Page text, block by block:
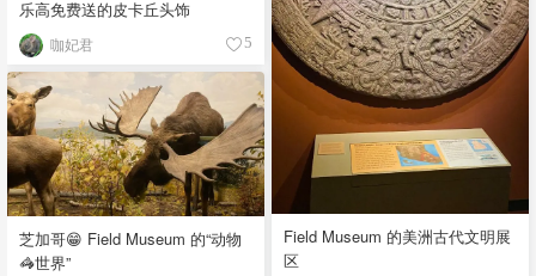
乐高免费送的皮卡丘头饰
咖妃君 5
Field Museum 的美洲古代文明展
区
芝加哥😁 Field Museum 的“动物
🦓世界”